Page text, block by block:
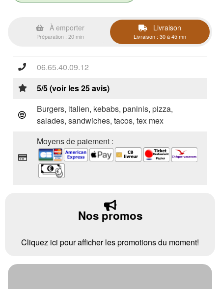
À emporter
Préparation : 20 min
Livraison
Livraison : 30 à 45 mn
06.65.40.09.12
5/5 (voir les 25 avis)
Burgers, italien, kebabs, paninis, pizza,
salades, sandwiches, tacos, tex mex
Moyens de paiement :
Nos promos
Cliquez ici pour afficher les promotions du moment!